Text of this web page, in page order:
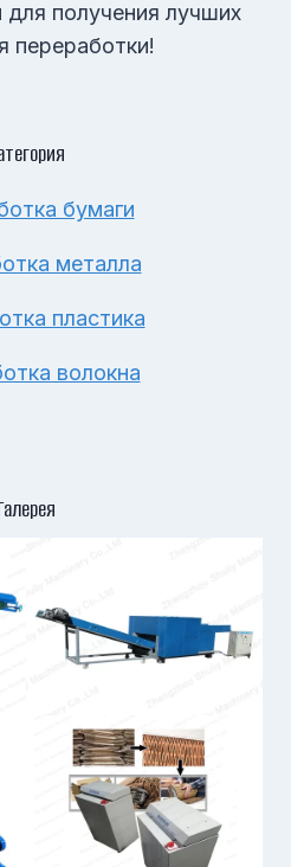
получения лучших
переработки!
бумаги
металла
пластика
волокна